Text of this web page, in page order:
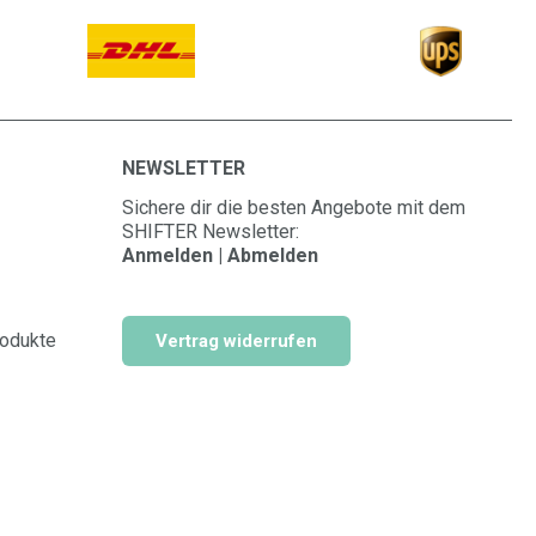
NEWSLETTER
Sichere dir die besten Angebote mit dem
SHIFTER Newsletter:
Anmelden | Abmelden
Vertrag widerrufen